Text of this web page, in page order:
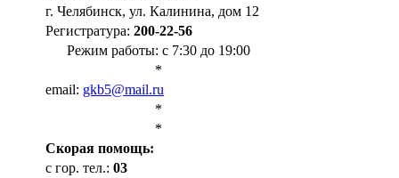
г. Челябинск, ул. Калинина, дом 12
Регистратура: 200-22-56
Режим работы: с 7:30 до 19:00
*
email: gkb5@mail.ru
*
*
Cкорая помощь:
с гор. тел.: 03